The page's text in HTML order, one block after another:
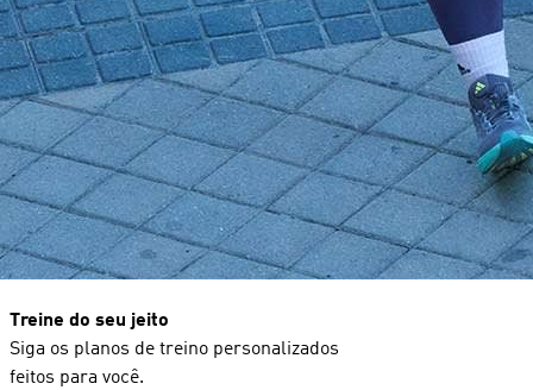
Treine do seu jeito
Siga os planos de treino personalizados
feitos para você.